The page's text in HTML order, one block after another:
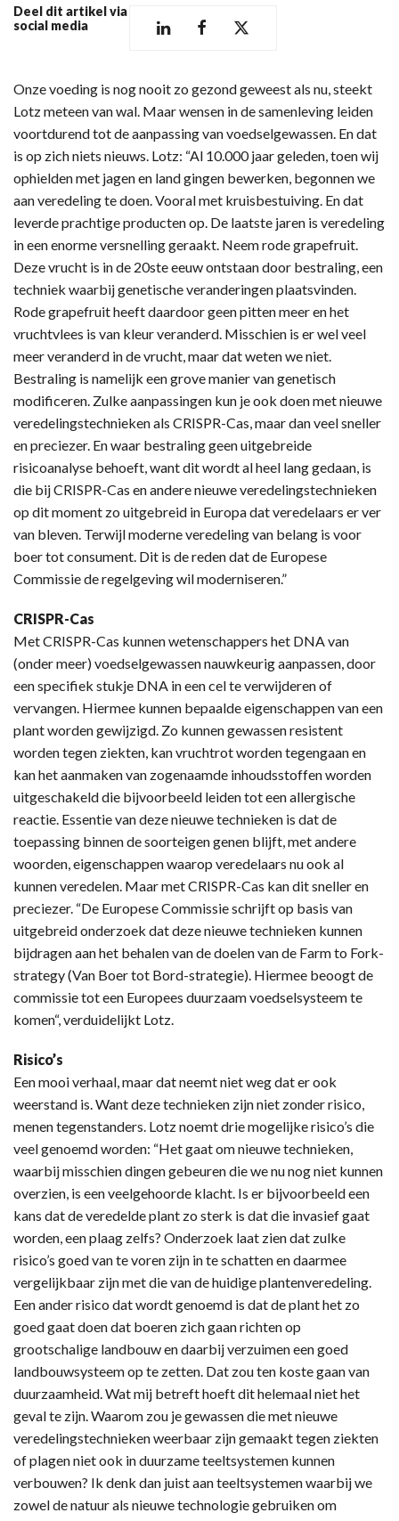
Deel dit artikel via
social media
Onze voeding is nog nooit zo gezond geweest als nu, steekt
Lotz meteen van wal. Maar wensen in de samenleving leiden
voortdurend tot de aanpassing van voedselgewassen. En dat
is op zich niets nieuws. Lotz: “Al 10.000 jaar geleden, toen wij
ophielden met jagen en land gingen bewerken, begonnen we
aan veredeling te doen. Vooral met kruisbestuiving. En dat
leverde prachtige producten op. De laatste jaren is veredeling
in een enorme versnelling geraakt. Neem rode grapefruit.
Deze vrucht is in de 20ste eeuw ontstaan door bestraling, een
techniek waarbij genetische veranderingen plaatsvinden.
Rode grapefruit heeft daardoor geen pitten meer en het
vruchtvlees is van kleur veranderd. Misschien is er wel veel
meer veranderd in de vrucht, maar dat weten we niet.
Bestraling is namelijk een grove manier van genetisch
modificeren. Zulke aanpassingen kun je ook doen met nieuwe
veredelingstechnieken als CRISPR-Cas, maar dan veel sneller
en preciezer. En waar bestraling geen uitgebreide
risicoanalyse behoeft, want dit wordt al heel lang gedaan, is
die bij CRISPR-Cas en andere nieuwe veredelingstechnieken
op dit moment zo uitgebreid in Europa dat veredelaars er ver
van bleven. Terwijl moderne veredeling van belang is voor
boer tot consument. Dit is de reden dat de Europese
Commissie de regelgeving wil moderniseren.”
CRISPR-Cas
Met CRISPR-Cas kunnen wetenschappers het DNA van
(onder meer) voedselgewassen nauwkeurig aanpassen, door
een specifiek stukje DNA in een cel te verwijderen of
vervangen. Hiermee kunnen bepaalde eigenschappen van een
plant worden gewijzigd. Zo kunnen gewassen resistent
worden tegen ziekten, kan vruchtrot worden tegengaan en
kan het aanmaken van zogenaamde inhoudsstoffen worden
uitgeschakeld die bijvoorbeeld leiden tot een allergische
reactie. Essentie van deze nieuwe technieken is dat de
toepassing binnen de soorteigen genen blijft, met andere
woorden, eigenschappen waarop veredelaars nu ook al
kunnen veredelen. Maar met CRISPR-Cas kan dit sneller en
preciezer. “De Europese Commissie schrijft op basis van
uitgebreid onderzoek dat deze nieuwe technieken kunnen
bijdragen aan het behalen van de doelen van de Farm to Fork-
strategy (Van Boer tot Bord-strategie). Hiermee beoogt de
commissie tot een Europees duurzaam voedselsysteem te
komen“, verduidelijkt Lotz.
Risico’s
Een mooi verhaal, maar dat neemt niet weg dat er ook
weerstand is. Want deze technieken zijn niet zonder risico,
menen tegenstanders. Lotz noemt drie mogelijke risico’s die
veel genoemd worden: “Het gaat om nieuwe technieken,
waarbij misschien dingen gebeuren die we nu nog niet kunnen
overzien, is een veelgehoorde klacht. Is er bijvoorbeeld een
kans dat de veredelde plant zo sterk is dat die invasief gaat
worden, een plaag zelfs? Onderzoek laat zien dat zulke
risico’s goed van te voren zijn in te schatten en daarmee
vergelijkbaar zijn met die van de huidige plantenveredeling.
Een ander risico dat wordt genoemd is dat de plant het zo
goed gaat doen dat boeren zich gaan richten op
grootschalige landbouw en daarbij verzuimen een goed
landbouwsysteem op te zetten. Dat zou ten koste gaan van
duurzaamheid. Wat mij betreft hoeft dit helemaal niet het
geval te zijn. Waarom zou je gewassen die met nieuwe
veredelingstechnieken weerbaar zijn gemaakt tegen ziekten
of plagen niet ook in duurzame teeltsystemen kunnen
verbouwen? Ik denk dan juist aan teeltsystemen waarbij we
zowel de natuur als nieuwe technologie gebruiken om